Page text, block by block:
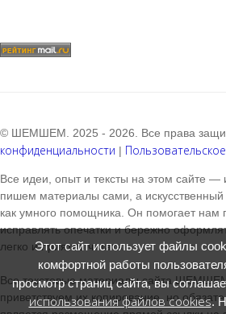
© ШЕМШЕМ. 2025 - 2026. Все права
конфиденциальности |
Все идеи, опыт и тексты на этом сайте
пишем материалы сами, а искусственный
как умного помощника. Он помогает нам
исправлять опечатки и бережно
легко и приятно читать.
Все текстовые материалы сайта
приветствуем их копирование, но
Этот сайт использует файлы
комфортной работы
просмотр страниц сайта, вы
использования файлов cookies.